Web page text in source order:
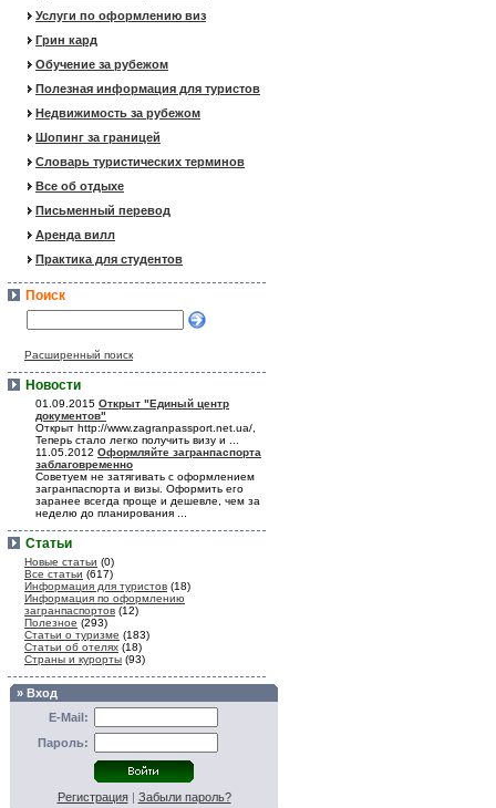
Услуги по оформлению виз
Грин кард
Обучение за рубежом
Полезная информация для туристов
Недвижимость за рубежом
Шопинг за границей
Словарь туристических терминов
Все об отдыхе
Письменный перевод
Аренда вилл
Практика для студентов
Поиск
Расширенный поиск
Новости
01.09.2015 Открыт "Единый центр
документов"
Открыт http://www.zagranpassport.net.ua/,
Теперь стало легко получить визу и ...
11.05.2012 Оформляйте загранпаспорта
заблаговременно
Советуем не затягивать с оформлением
загранпаспорта и визы. Оформить его
заранее всегда проще и дешевле, чем за
неделю до планирования ...
Статьи
Новые статьи (0)
Все статьи (617)
Информация для туристов (18)
Информация по оформлению
загранпаспортов (12)
Полезное (293)
Статьи о туризме (183)
Статьи об отелях (18)
Страны и курорты (93)
» Вход
E-Mail:
Пароль:
Регистрация| Забыли пароль?